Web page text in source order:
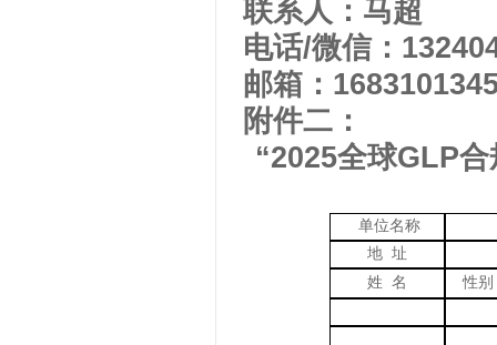
联系人： 马超
电话/微信：13
邮箱： 1
附件二：
“2025全球GLP合
单位名称
地 址
姓 名 性别